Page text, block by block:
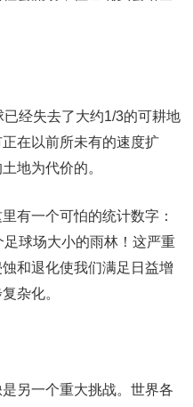
经失去了大约1/3的可耕地
在以前所未有的速度扩
地为代价的。
有一个可怕的统计数字：
球场大小的雨林！这严重
和退化使我们满足日益增
杂化。
另一个重大挑战。世界各